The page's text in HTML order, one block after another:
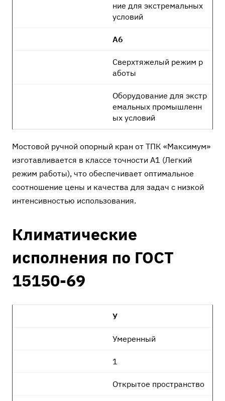
ние для экстремальных
условий
А6
Сверхтяжелый режим р
аботы
Оборудование для экстр
емальных промышленн
ых условий
Мостовой ручной опорный кран от ТПК «Максимум»
изготавливается в классе точности А1 (Легкий
режим работы), что обеспечивает оптимальное
соотношение цены и качества для задач с низкой
интенсивностью использования.
Климатические
исполнения по ГОСТ
15150-69
У
Умеренный
1
Открытое пространство